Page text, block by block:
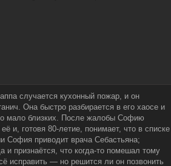
случается кухонный пожар, и он
Она быстро разбирается в его хаосе и
мало близких. После жалобы Софию
и, готовя 80-летие, понимает, что в списке
София приводит врача Себастьяна;
и признаётся, что когда-то помешал тому
исправить — но решится ли он позвонить